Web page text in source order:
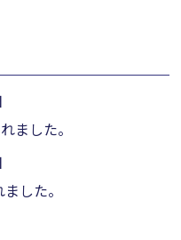
ました。
した。